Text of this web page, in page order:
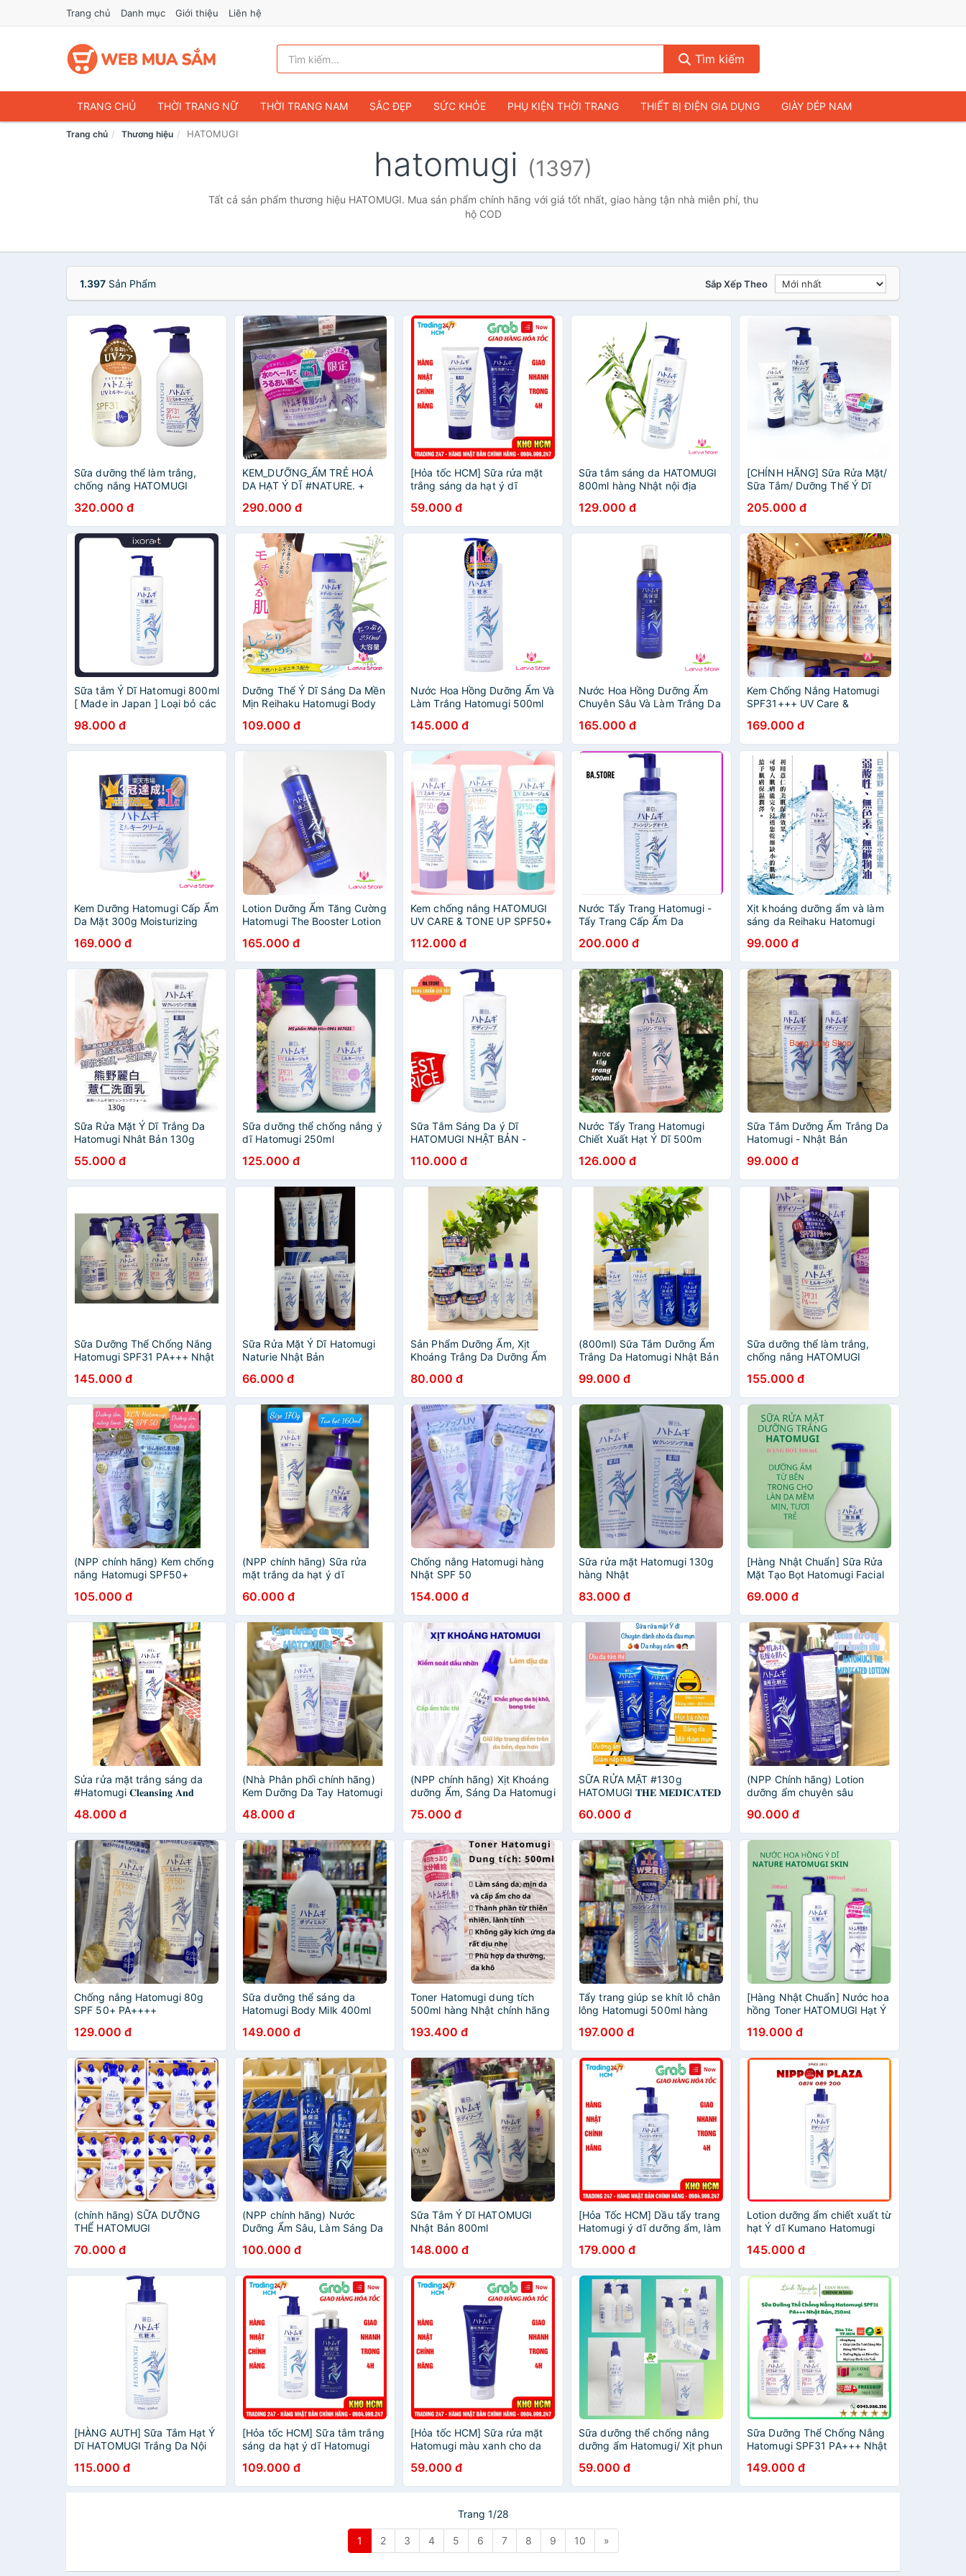
Trang chủ Danh mục Giới thiệu Liên hệ
Tìm kiếm
TRANG CHỦ THỜI TRANG NỮ THỜI TRANG NAM SẮC ĐẸP SỨC KHỎE PHỤ KIỆN THỜI TRANG THIẾT BỊ ĐIỆN GIA DỤNG GIÀY DÉP NAM
ĐIỆN THOẠI & PHỤ KIỆN DU LỊCH & HÀNH LÝ
THỜI TRANG TRẺ EM & TRẺ SƠ SINH GAMING & CONSOLE
VĂN PHÒNG PHẨM SỞ THÍCH & SƯU TẦM Ô TÔ MÔ TÔ, XE MÁY SÁCH & TẠP CHÍ MÁY TÍNH & LAPTOP
Trang chủ Thương hiệu HATOMUGI
hatomugi (1397)
Tất cả sản phẩm thương hiệu HATOMUGI. Mua sản phẩm chính hãng với giá tốt nhất, giao hàng tận nhà miễn phí, thu
hộ COD
1.397 Sản Phẩm Sắp Xếp Theo
Sữa dưỡng thể làm trắng,
chống nắng HATOMUGI
320.000 đ
KEM_DƯỠNG_ẨM TRẺ HOÁ
DA HẠT Ý DĨ #NATURE. +
290.000 đ
[Hỏa tốc HCM] Sữa rửa mặt
trắng sáng da hạt ý dĩ
Bản
59.000 đ
Sữa tắm sáng da HATOMUGI
800ml hàng Nhật nội địa
da) - Larva Store
129.000 đ
[CHÍNH HÃNG] Sữa Rửa Mặt/
Sữa Tắm/ Dưỡng Thể Ý Dĩ
205.000 đ
Sữa tắm Ý Dĩ Hatomugi 800ml
[ Made in Japan ] Loại bỏ các
mồ hôi và giúp da trắng sáng
98.000 đ
Dưỡng Thể Ý Dĩ Sáng Da Mền
Mịn Reihaku Hatomugi Body
Store
109.000 đ
Nước Hoa Hồng Dưỡng Ẩm Và
Làm Trắng Hatomugi 500ml
145.000 đ
Nước Hoa Hồng Dưỡng Ẩm
Chuyên Sâu Và Làm Trắng Da
Lotion)
165.000 đ
Kem Chống Nắng Hatomugi
SPF31+++ UV Care &
nội địa - Larva Store
169.000 đ
Kem Dưỡng Hatomugi Cấp Ẩm
Da Mặt 300g Moisturizing
169.000 đ
Lotion Dưỡng Ẩm Tăng Cường
Hatomugi The Booster Lotion
165.000 đ
Kem chống nắng HATOMUGI
UV CARE & TONE UP SPF50+
112.000 đ
Nước Tẩy Trang Hatomugi -
Tẩy Trang Cấp Ẩm Da
Hatomugi the Cleasing 500ml
200.000 đ
Xịt khoáng dưỡng ẩm và làm
sáng da Reihaku Hatomugi
99.000 đ
Sữa Rửa Mặt Ý Dĩ Trắng Da
Hatomugi Nhât Bản 130g
55.000 đ
Sữa dưỡng thể chống nắng ý
dĩ Hatomugi 250ml
125.000 đ
Sữa Tắm Sáng Da ý Dĩ
HATOMUGI NHẬT BẢN -
110.000 đ
Nước Tẩy Trang Hatomugi
Chiết Xuất Hạt Ý Dĩ 500m
126.000 đ
Sữa Tắm Dưỡng Ẩm Trắng Da
Hatomugi - Nhật Bản
99.000 đ
Sữa Dưỡng Thể Chống Nắng
Hatomugi SPF31 PA+++ Nhật
145.000 đ
Sữa Rửa Mặt Ý Dĩ Hatomugi
Naturie Nhật Bản
66.000 đ
Sản Phẩm Dưỡng Ẩm, Xịt
Khoáng Trắng Da Dưỡng Ẩm
HATOMUGI-NHẬT BẢN
80.000 đ
(800ml) Sữa Tắm Dưỡng Ẩm
Trắng Da Hatomugi Nhật Bản
99.000 đ
Sữa dưỡng thể làm trắng,
chống nắng HATOMUGI
155.000 đ
(NPP chính hãng) Kem chống
nắng Hatomugi SPF50+
105.000 đ
(NPP chính hãng) Sữa rửa
mặt trắng da hạt ý dĩ
washing
60.000 đ
Chống nắng Hatomugi hàng
Nhật SPF 50
154.000 đ
Sữa rửa mặt Hatomugi 130g
hàng Nhật
83.000 đ
[Hàng Nhật Chuẩn] Sữa Rửa
Mặt Tạo Bọt Hatomugi Facial
69.000 đ
Sửa rửa mặt trắng sáng da
#Hatomugi 𝐂𝐥𝐞𝐚𝐧𝐬𝐢𝐧𝐠 𝐀𝐧𝐝
48.000 đ
(Nhà Phân phối chính hãng)
Kem Dưỡng Da Tay Hatomugi
The #HandCream 65g🤲
48.000 đ
(NPP chính hãng) Xịt Khoáng
dưỡng Ẩm, Sáng Da Hatomugi
The Mist lotion 250ml
75.000 đ
SỮA RỬA MẶT #130g
HATOMUGI 𝐓𝐇𝐄 𝐌𝐄𝐃𝐈𝐂𝐀𝐓𝐄𝐃
MỤN
60.000 đ
(NPP Chính hãng) Lotion
dưỡng ẩm chuyên sâu
90.000 đ
Chống nắng Hatomugi 80g
SPF 50+ PA++++
129.000 đ
Sữa dưỡng thể sáng da
Hatomugi Body Milk 400ml
149.000 đ
Toner Hatomugi dung tích
500ml hàng Nhật chính hãng
193.400 đ
Tẩy trang giúp se khít lỗ chân
lông Hatomugi 500ml hàng
197.000 đ
[Hàng Nhật Chuẩn] Nước hoa
hồng Toner HATOMUGI Hạt Ý
Da 500 ml
119.000 đ
(chính hãng) SỮA DƯỠNG
THỂ HATOMUGI
70.000 đ
(NPP chính hãng) Nước
Dưỡng Ẩm Sâu, Làm Sáng Da
Lotion 250ml
100.000 đ
Sữa Tắm Ý Dĩ HATOMUGI
Nhật Bản 800ml
148.000 đ
[Hỏa Tốc HCM] Dầu tẩy trang
Hatomugi ý dĩ dưỡng ẩm, làm
Oil nội địa Nhật Bản
179.000 đ
Lotion dưỡng ẩm chiết xuất từ
hạt Ý dĩ Kumano Hatomugi
145.000 đ
[HÀNG AUTH] Sữa Tắm Hạt Ý
Dĩ HATOMUGI Trắng Da Nội
Dưỡng Ẩm Trắng Da
Hatomugi
115.000 đ
[Hỏa tốc HCM] Sữa tắm trắng
sáng da hạt ý dĩ Hatomugi
Bản
109.000 đ
[Hỏa tốc HCM] Sữa rửa mặt
Hatomugi màu xanh cho da
59.000 đ
Sữa dưỡng thể chống nắng
dưỡng ẩm Hatomugi/ Xịt phun
Hatomugi
59.000 đ
Sữa Dưỡng Thể Chống Nắng
Hatomugi SPF31 PA+++ Nhật
149.000 đ
Trang 1/28
1 2 3 4 5 6 7 8 9 10 »